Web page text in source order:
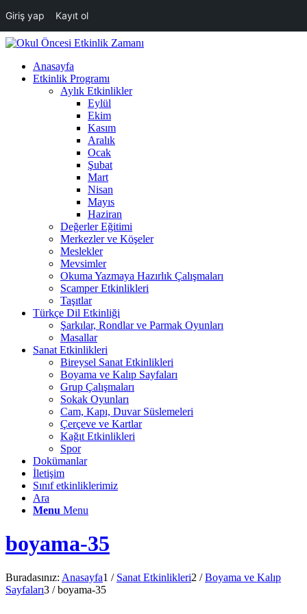
Giriş yap Kayıt ol
Anasayfa
Etkinlik Programı
Aylık Etkinlikler
Eylül
Ekim
Kasım
Aralık
Ocak
Şubat
Mart
Nisan
Mayıs
Haziran
Değerler Eğitimi
Merkezler ve Köşeler
Meslekler
Mevsimler
Okuma Yazmaya Hazırlık Çalışmaları
Scamper Etkinlikleri
Taşıtlar
Türkçe Dil Etkinliği
Şarkılar, Rondlar ve Parmak Oyunları
Masallar
Sanat Etkinlikleri
Bireysel Sanat Etkinlikleri
Boyama ve Kalıp Sayfaları
Grup Çalışmaları
Sokak Oyunları
Cam, Kapı, Duvar Süslemeleri
Çerçeve ve Kartlar
Kağıt Etkinlikleri
Spor
Dokümanlar
İletişim
Sınıf etkinliklerimiz
Ara
Menu Menu
boyama-35
Buradasınız: Anasayfa1 / Sanat Etkinlikleri2 / Boyama ve Kalıp
Sayfaları3 / boyama-35